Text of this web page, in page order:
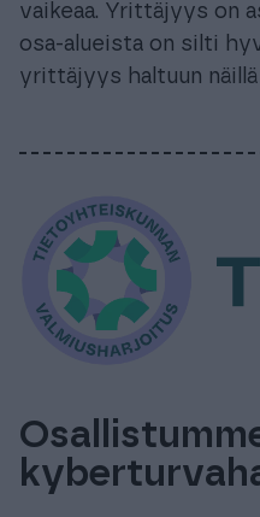
vaikeaa. Yrittäjyys on
osa-alueista on silti
yrittäjyys haltuun näillä